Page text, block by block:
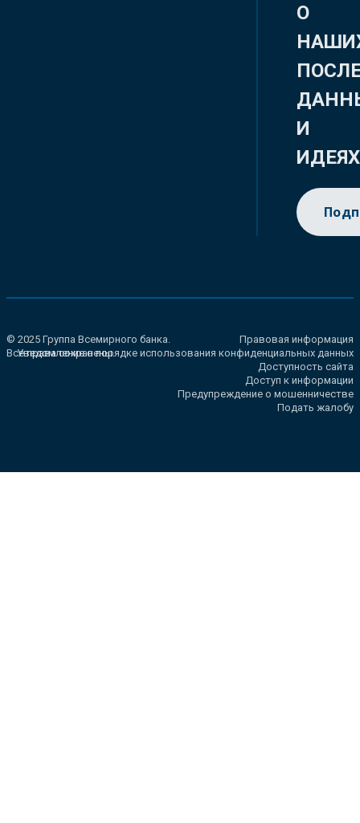
О
И
ИДЕЯХ
© 2025 Группа Всемирного банка.
Все права сохранены.
Правовая информация
Уведомление о порядке использования конфиденциальных данных
Доступность сайта
Доступ к информации
Предупреждение о мошенничестве
Подать жалобу